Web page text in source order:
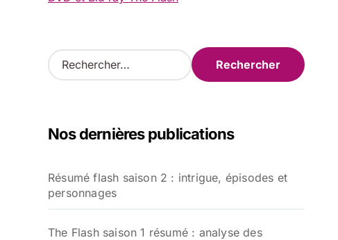
R
e
r
e
r
Nos dernières publications
Résumé flash saison 2 : intrigue, épisodes et
personnages
The Flash saison 1 résumé : analyse des